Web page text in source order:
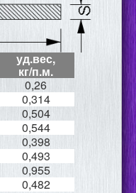
уд.вес,
кг/п.м.
0,26
0,314
0,504
0,544
0,398
0,493
0,955
0,482